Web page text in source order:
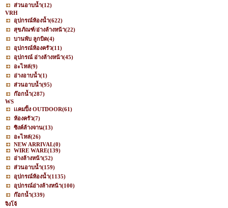
ส่วนอาบน้ำ(12)
VRH
อุปกรณ์ห้องน้ำ(622)
สุขภัณฑ์/อ่างล้างหน้า(22)
บานพับ ลูกบิด(4)
อุปกรณ์ห้องครัว(11)
อุปกรณ์ อ่างล้างหน้า(45)
อะไหล่(9)
อ่างอาบน้ำ(1)
ส่วนอาบน้ำ(95)
ก๊อกน้ำ(287)
WS
เเคมปิ้ง OUTDOOR(61)
ห้องครัว(7)
ซิงค์ล้างจาน(13)
อะไหล่(26)
NEW ARRIVAL(0)
WIRE WARE(139)
อ่างล้างหน้า(52)
ส่วนอาบน้ำ(159)
อุปกรณ์ห้องน้ำ(1135)
อุปกรณ์อ่างล้างหน้า(100)
ก๊อกน้ำ(339)
จิงโจ้